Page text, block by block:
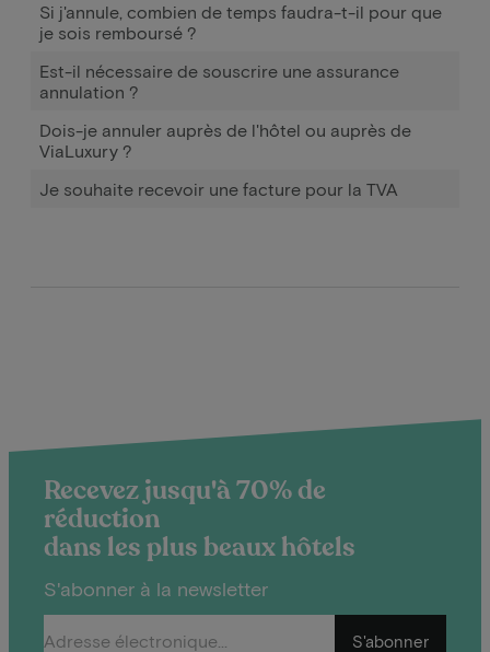
Si j'annule, combien de temps faudra-t-il pour que
je sois remboursé ?
Est-il nécessaire de souscrire une assurance
annulation ?
Dois-je annuler auprès de l'hôtel ou auprès de
ViaLuxury ?
Je souhaite recevoir une facture pour la TVA
Recevez jusqu'à 70% de
réduction
dans les plus beaux hôtels
S'abonner à la newsletter
S'abonner